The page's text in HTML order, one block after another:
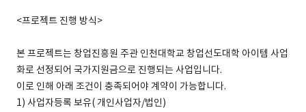
<프로젝트 진행 방식>
본 프로젝트는 창업진흥원 주관 인천대학교 창업선도대학 아이템 사업
화로 선정되어 국가지원금으로 진행되는 사업입니다.
이로 인해 아래 조건이 충족되어야 계약이 가능합니다.
1) 사업자등록 보유( 개인사업자/법인)